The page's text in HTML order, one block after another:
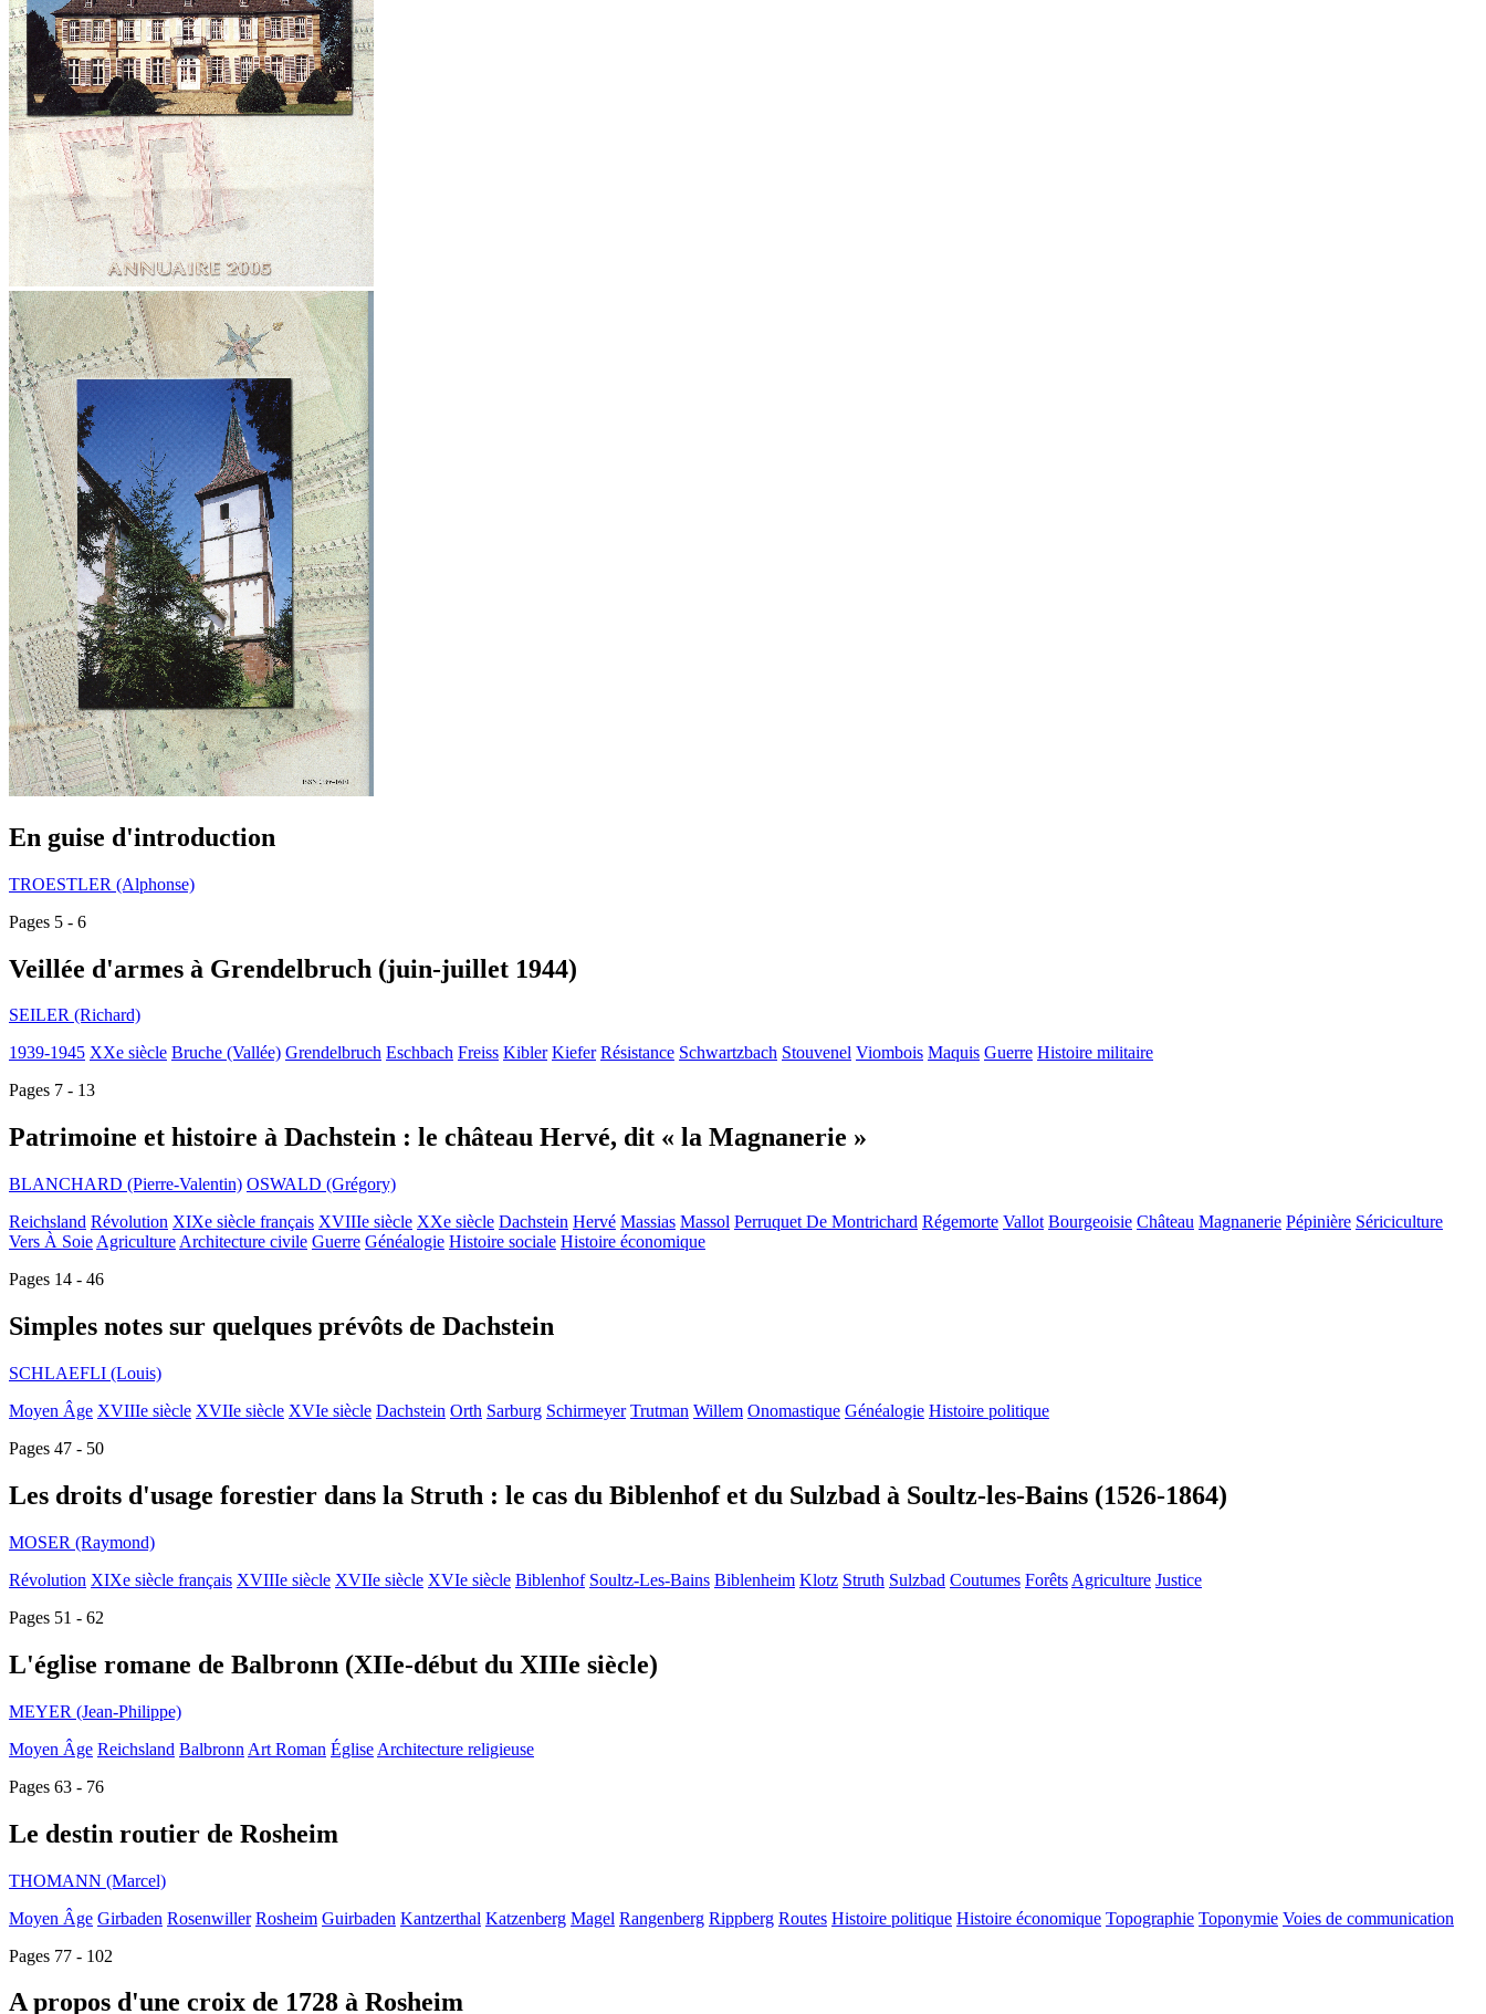
En guise d'introduction
TROESTLER (Alphonse)
Pages 5 - 6
Veillée d'armes à Grendelbruch (juin-juillet 1944)
SEILER (Richard)
1939-1945 XXe siècle Bruche (Vallée) Grendelbruch Eschbach Freiss Kibler Kiefer Résistance Schwartzbach Stouvenel Viombois Maquis Guerre Histoire militaire
Pages 7 - 13
Patrimoine et histoire à Dachstein : le château Hervé, dit « la Magnanerie »
BLANCHARD (Pierre-Valentin) OSWALD (Grégory)
Reichsland Révolution XIXe siècle français XVIIIe siècle XXe siècle Dachstein Hervé Massias Massol Perruquet De Montrichard Régemorte Vallot Bourgeoisie Château Magnanerie Pépinière Sériciculture
Vers À Soie Agriculture Architecture civile Guerre Généalogie Histoire sociale Histoire économique
Pages 14 - 46
Simples notes sur quelques prévôts de Dachstein
SCHLAEFLI (Louis)
Moyen Âge XVIIIe siècle XVIIe siècle XVIe siècle Dachstein Orth Sarburg Schirmeyer Trutman Willem Onomastique Généalogie Histoire politique
Pages 47 - 50
Les droits d'usage forestier dans la Struth : le cas du Biblenhof et du Sulzbad à Soultz-les-Bains (1526-1864)
MOSER (Raymond)
Révolution XIXe siècle français XVIIIe siècle XVIIe siècle XVIe siècle Biblenhof Soultz-Les-Bains Biblenheim Klotz Struth Sulzbad Coutumes Forêts Agriculture Justice
Pages 51 - 62
L'église romane de Balbronn (XIIe-début du XIIIe siècle)
MEYER (Jean-Philippe)
Moyen Âge Reichsland Balbronn Art Roman Église Architecture religieuse
Pages 63 - 76
Le destin routier de Rosheim
THOMANN (Marcel)
Moyen Âge Girbaden Rosenwiller Rosheim Guirbaden Kantzerthal Katzenberg Magel Rangenberg Rippberg Routes Histoire politique Histoire économique Topographie Toponymie Voies de communication
Pages 77 - 102
A propos d'une croix de 1728 à Rosheim